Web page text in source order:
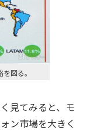
図る。
見てみると、モ
ン市場を大きく